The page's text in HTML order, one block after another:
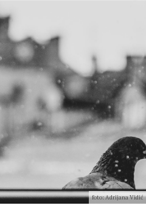
foto: Adrijana Vidić